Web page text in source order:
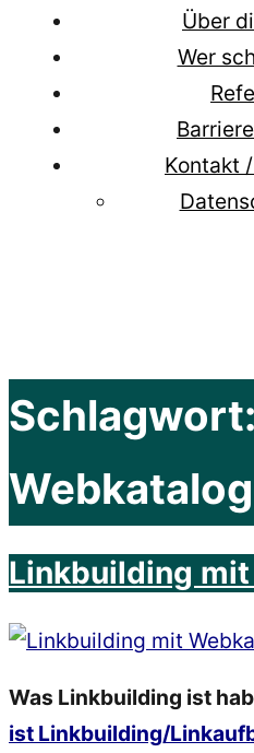
Über
Wer
Kontakt
Schlagwort:
Linkbuilding
Was Linkbuilding ist
ist Linkbuilding/